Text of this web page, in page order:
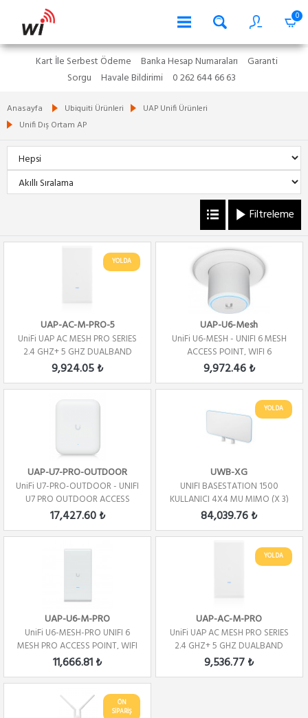
0
Kart İle Serbest Ödeme Banka Hesap Numaraları
Garanti
Sorgu
Havale Bildirimi 0 262 644 66 63
Anasayfa Ubiquiti Ürünleri
UAP Unifi Ürünleri
Unifi Dış Ortam AP
Filtreleme
YOLDA
UAP-AC-M-PRO-5
UniFi UAP AC MESH PRO SERIES
2.4 GHZ+ 5 GHZ DUALBAND
5PACK
9,924.05 ₺
UAP-U6-Mesh
UniFi U6-MESH - UNIFI 6 MESH
ACCESS POINT, WIFI 6
9,972.46 ₺
UAP-U7-PRO-OUTDOOR
UniFi U7-PRO-OUTDOOR - UNIFI
U7 PRO OUTDOOR ACCESS
POINT, WIFI 7
17,427.60 ₺
YOLDA
UWB-XG
UNIFI BASESTATION 1500
KULLANICI 4X4 MU MIMO (X 3)
84,039.76 ₺
UAP-U6-M-PRO
UniFi U6-MESH-PRO UNIFI 6
MESH PRO ACCESS POINT, WIFI
6
11,666.81 ₺
YOLDA
UAP-AC-M-PRO
UniFi UAP AC MESH PRO SERIES
2.4 GHZ+ 5 GHZ DUALBAND
9,536.77 ₺
ÖN
SİPARİŞ